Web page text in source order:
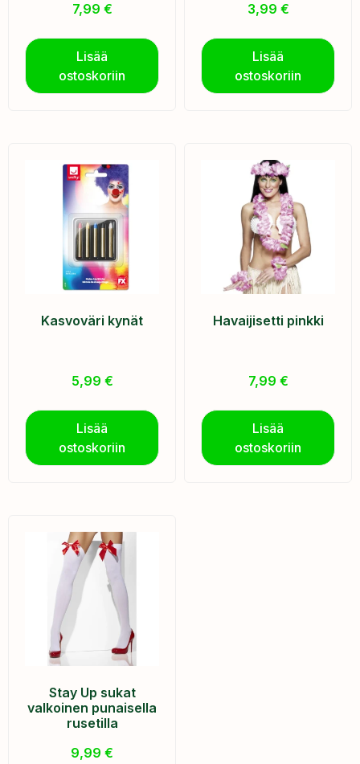
7,99 €
Lisää
ostoskoriin
3,99 €
Lisää
ostoskoriin
Kasvoväri kynät
5,99 €
Lisää
ostoskoriin
Havaijisetti pinkki
7,99 €
Lisää
ostoskoriin
Stay Up sukat
valkoinen punaisella
rusetilla
9,99 €